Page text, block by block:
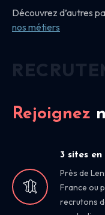
Découvrez d’autres
nos métiers
Rejoignez
3 sites
Près de
France ou
recrutons